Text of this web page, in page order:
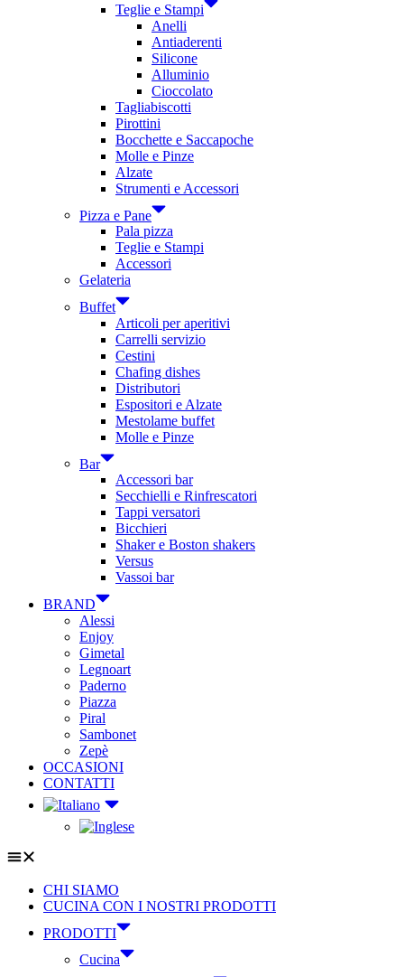
Teglie e Stampi
Anelli
Antiaderenti
Silicone
Alluminio
Cioccolato
Tagliabiscotti
Pirottini
Bocchette e Saccapoche
Molle e Pinze
Alzate
Strumenti e Accessori
Pizza e Pane
Pala pizza
Teglie e Stampi
Accessori
Gelateria
Buffet
Articoli per aperitivi
Carrelli servizio
Cestini
Chafing dishes
Distributori
Espositori e Alzate
Mestolame buffet
Molle e Pinze
Bar
Accessori bar
Secchielli e Rinfrescatori
Tappi versatori
Bicchieri
Shaker e Boston shakers
Versus
Vassoi bar
BRAND
Alessi
Enjoy
Gimetal
Legnoart
Paderno
Piazza
Piral
Sambonet
Zepè
OCCASIONI
CONTATTI
CHI SIAMO
CUCINA CON I NOSTRI PRODOTTI
PRODOTTI
Cucina